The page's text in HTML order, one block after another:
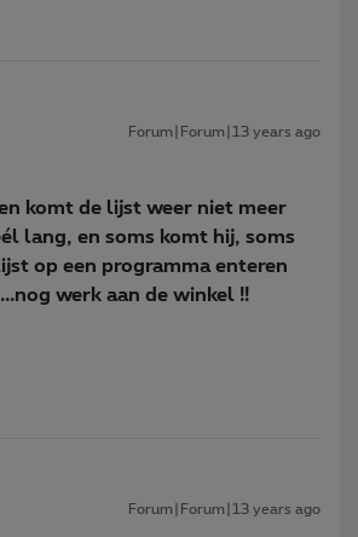
Forum|Forum|13 years ago
komt de lijst weer niet meer
lang, en soms komt hij, soms
op een programma enteren
werk aan de winkel !!
Forum|Forum|13 years ago